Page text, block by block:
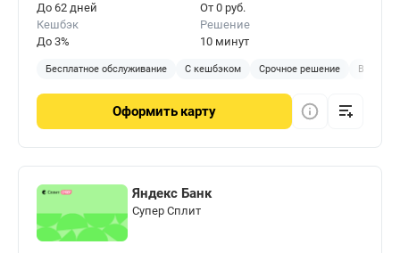
До 62 дней
От 0 руб.
Кешбэк
До 3%
Решение
10 минут
Бесплатное обслуживание С кешбэком Срочное решение В
Оформить карту
Яндекс Банк
Cупер Сплит